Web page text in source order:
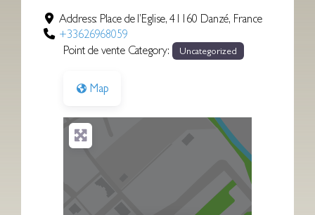
Address: Place de l’Eglise,41160 Danzé, France
+33626968059
Point de vente Category:
Uncategorized
Map